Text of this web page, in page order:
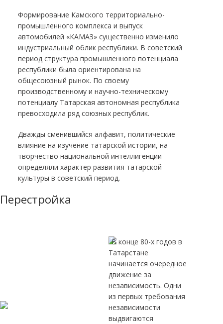
Формирование Камского территориально-
промышленного комплекса и выпуск
автомобилей «КАМАЗ» существенно изменило
индустриальный облик республики. В советский
период структура промышленного потенциала
республики была ориентирована на
общесоюзный рынок. По своему
производственному и научно-техническому
потенциалу Татарская автономная республика
превосходила ряд союзных республик.
Дважды сменившийся алфавит, политические
влияние на изучение татарской истории, на
творчество национальной интеллигенции
определяли характер развития татарской
культуры в советский период.
Перестройка
В конце 80-х годов в
Татарстане
начинается очередное
движение за
независимость. Одни
из первых требования
независимости
выдвигаются